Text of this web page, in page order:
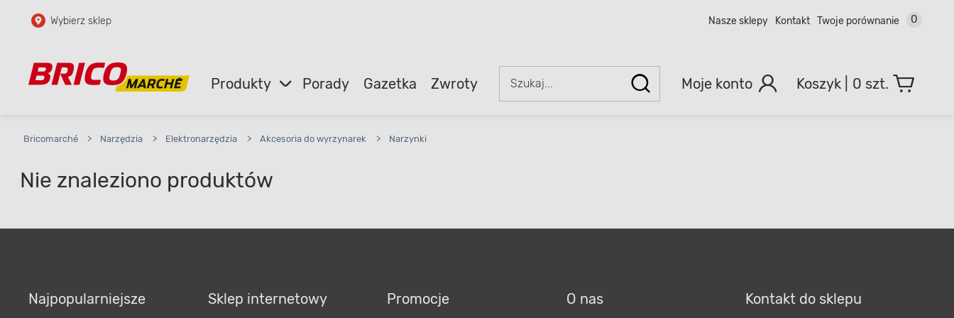
Przejdź do głównej zawartości
Przejdź do wyszukiwarki
Wybierz sklep Nasze sklepy Kontakt Twoje porównanie 0
Produkty Porady Gazetka Zwroty Moje konto 0 szt.
Bricomarché > Narzędzia > Elektronarzędzia > Akcesoria do wyrzynarek > Narzynki
Nie znaleziono produktów
Najpopularniejsze Sklep internetowy Promocje O nas Kontakt do sklepu